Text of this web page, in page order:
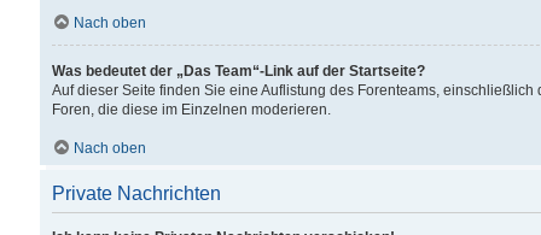
Nach oben
Was bedeutet der „Das Team“-Link auf der Startseite?
Auf dieser Seite finden Sie eine Auflistung des Forenteams,
Foren, die diese im Einzelnen moderieren.
Nach oben
Private Nachrichten